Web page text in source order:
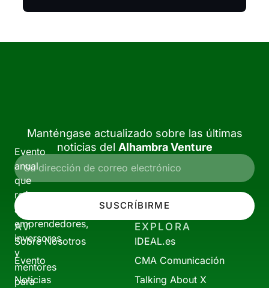
Evento
anual
que
reúne
a
emprendedores,
inversores
y
mentores
para
Manténgase actualizado sobre las últimas
noticias del Alhambra Venture
SUSCRÍBIRME
AV
Sobre Nosotros
Evento
Noticias
EXPLORA
IDEAL.es
CMA Comunicación
Talking About X